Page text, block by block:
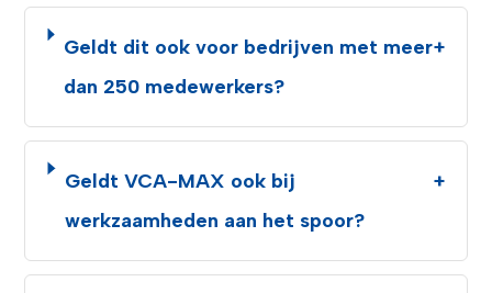
Geldt dit ook voor bedrijven met meer
dan 250 medewerkers?
+
Geldt VCA-MAX ook bij
werkzaamheden aan het spoor?
+